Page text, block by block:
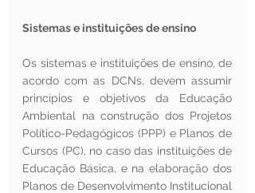
Sistemas e instituições de ensino
Os sistemas e instituições de ensino, de
acordo com as DCNs, devem assumir
princípios e objetivos da Educação
Ambiental na construção dos Projetos
Político-Pedagógicos (PPP) e Planos de
Cursos (PC), no caso das instituições de
Educação Básica, e na elaboração dos
Planos de Desenvolvimento Institucional